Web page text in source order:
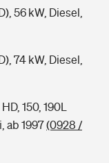
Kids
56 kW, Diesel,
74 kW, Diesel,
150, 190L
ab 1997(0928 /